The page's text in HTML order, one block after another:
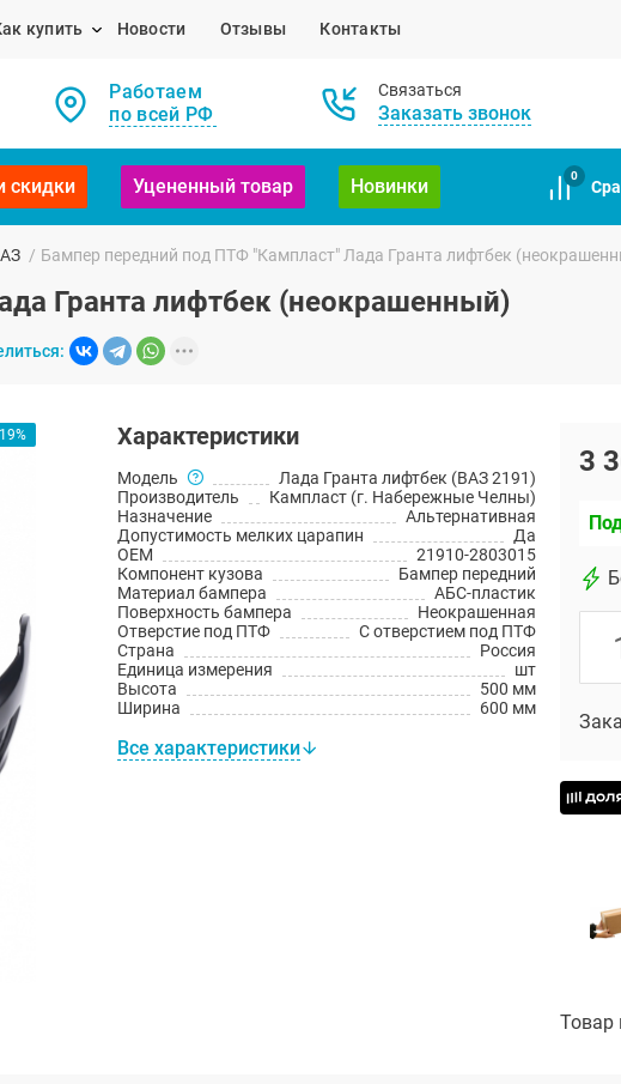
купить Новости Отзывы Контакты
Работаем
по всей РФ
Связаться
Заказать звонок
скидки Уцененный товар Новинки
0
/ Бампер передний под ПТФ "Кампласт" Лада Гранта лифтбек
Гранта лифтбек (неокрашенный)
Характеристики
Модель
Лада Гранта лифтбек (ВАЗ 2191)
Производитель
Кампласт (г. Набережные Челны)
Назначение
Альтернативная
Допустимость мелких царапин
Да
OEM
21910-2803015
Компонент кузова
Бампер передний
Материал бампера
АБС-пластик
Поверхность бампера
Неокрашенная
Отверстие под ПТФ
С отверстием под ПТФ
Страна
Россия
Единица измерения
шт
Высота
500 мм
Ширина
600 мм
Все характеристики
3
Товар